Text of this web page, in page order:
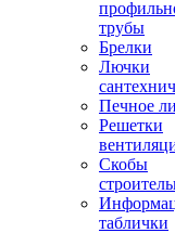
трубы
Брелки
Лючки
Печное
Решетки
Скобы
таблички